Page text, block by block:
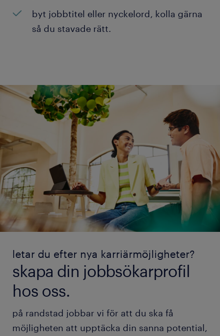
byt jobbtitel eller nyckelord, kolla gärna
så du stavade rätt.
letar du efter nya karriärmöjligheter?
skapa din jobbsökarprofil
hos oss.
på randstad jobbar vi för att du ska få
möjligheten att upptäcka din sanna potential,